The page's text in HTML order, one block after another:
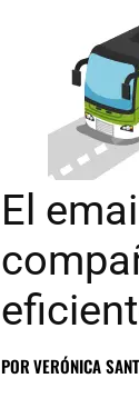
El
PORVERÓNICA